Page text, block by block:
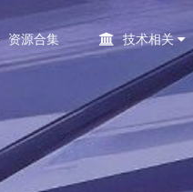
资源合集 技术相关